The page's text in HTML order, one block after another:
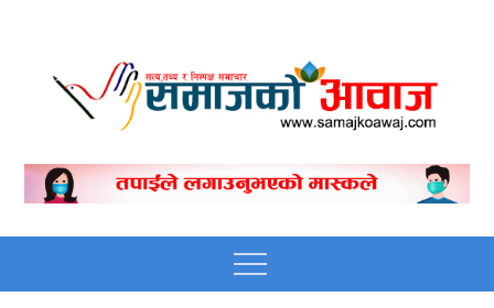
Nepali online news
portal site
Menu